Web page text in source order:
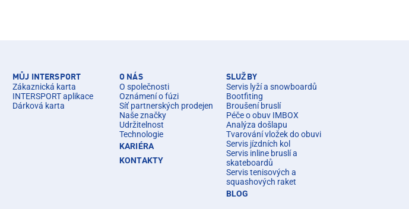
MŮJ INTERSPORT
Zákaznická karta
INTERSPORT aplikace
Dárková karta
O NÁS
O společnosti
Oznámení o fúzi
Síť partnerských prodejen
Naše značky
Udržitelnost
Technologie
KARIÉRA
KONTAKTY
SLUŽBY
Servis lyží a snowboardů
Bootfiting
Broušení bruslí
Péče o obuv IMBOX
Analýza došlapu
Tvarování vložek do obuvi
Servis jízdních kol
Servis inline bruslí a
skateboardů
Servis tenisových a
squashových raket
BLOG